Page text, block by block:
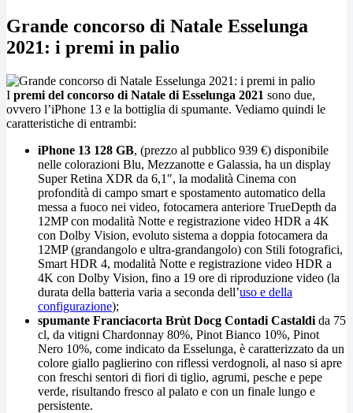
Grande concorso di Natale Esselunga
2021: i premi in palio
I premi del concorso di Natale di Esselunga 2021 sono due,
ovvero l’iPhone 13 e la bottiglia di spumante. Vediamo quindi le
caratteristiche di entrambi:
iPhone 13 128 GB, (prezzo al pubblico 939 €) disponibile
nelle colorazioni Blu, Mezzanotte e Galassia, ha un display
Super Retina XDR da 6,1″, la modalità Cinema con
profondità di campo smart e spostamento automatico della
messa a fuoco nei video, fotocamera anteriore TrueDepth da
12MP con modalità Notte e registrazione video HDR a 4K
con Dolby Vision, evoluto sistema a doppia fotocamera da
12MP (grandangolo e ultra-grandangolo) con Stili fotografici,
Smart HDR 4, modalità Notte e registrazione video HDR a
4K con Dolby Vision, fino a 19 ore di riproduzione video (la
durata della batteria varia a seconda dell’uso e della
configurazione);
spumante Franciacorta Brùt Docg Contadi Castaldi da 75
cl, da vitigni Chardonnay 80%, Pinot Bianco 10%, Pinot
Nero 10%, come indicato da Esselunga, è caratterizzato da un
colore giallo paglierino con riflessi verdognoli, al naso si apre
con freschi sentori di fiori di tiglio, agrumi, pesche e pepe
verde, risultando fresco al palato e con un finale lungo e
persistente.